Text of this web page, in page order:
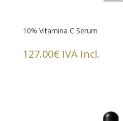
10% Vitamina C Serum
127.00€ IVA Incl.